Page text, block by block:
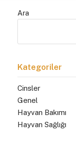
Ara
Kategoriler
Cinsler
Genel
Hayvan Bakımı
Hayvan Sağlığı